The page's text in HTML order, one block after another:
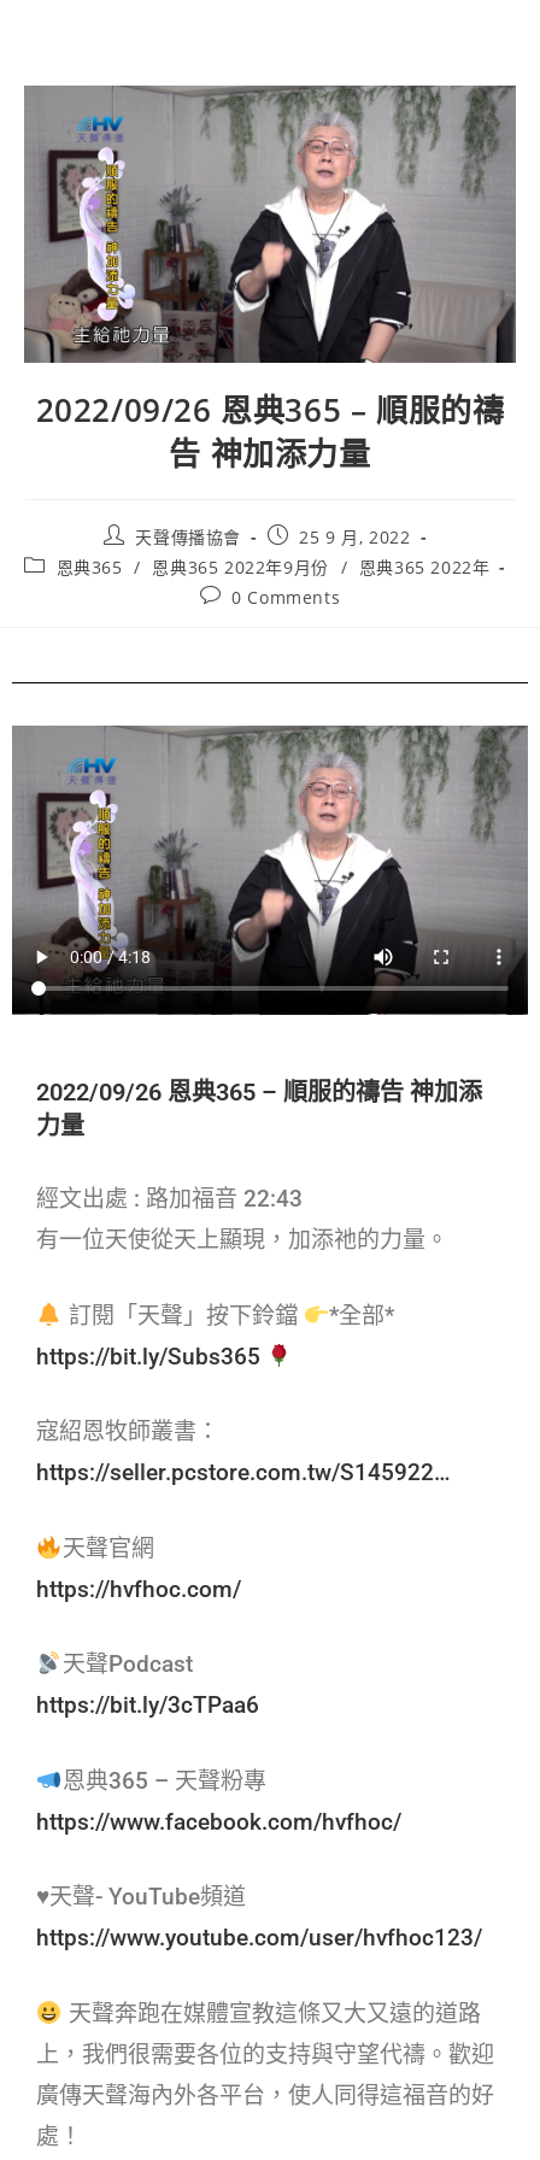
2022/09/26 恩典365 – 順服的禱
告 神加添力量
天聲傳播協會
25 9 月, 2022
恩典365 / 恩典365 2022年9月份 /
恩典365 2022年
0 Comments
2022/09/26 恩典365 – 順服的禱告 神加添
力量
經文出處 : 路加福音 22:43
有一位天使從天上顯現，加添祂的力量。
訂閱「天聲」按下鈴鐺
*全部*
https://bit.ly/Subs365
寇紹恩牧師叢書：
https://seller.pcstore.com.tw/S145922…
天聲官網
https://hvfhoc.com/
天聲Podcast
https://bit.ly/3cTPaa6
恩典365 – 天聲粉專
https://www.facebook.com/hvfhoc/
♥天聲- YouTube頻道
https://www.youtube.com/user/hvfhoc123/
天聲奔跑在媒體宣教這條又大又遠的道路
上，我們很需要各位的支持與守望代禱。歡迎
廣傳天聲海內外各平台，使人同得這福音的好
處！